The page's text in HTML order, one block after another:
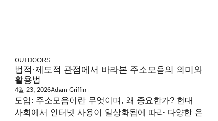
OUTDOORS
법적·제도적 관점에서 바라본 주소모음의 의미와
활용법
4월 23, 2026Adam Griffin
도입: 주소모음이란 무엇이며, 왜 중요한가? 현대
사회에서 인터넷 사용이 일상화됨에 따라 다양한 온